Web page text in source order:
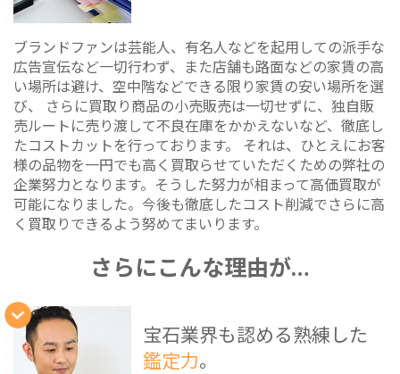
ブランドファンは芸能人、有名人などを起用しての派手な
広告宣伝など一切行わず、また店舗も路面などの家賃の高
い場所は避け、空中階などできる限り家賃の安い場所を選
び、 さらに買取り商品の小売販売は一切せずに、独自販
売ルートに売り渡して不良在庫をかかえないなど、徹底し
たコストカットを行っております。 それは、ひとえにお客
様の品物を一円でも高く買取らせていただくための弊社の
企業努力となります。そうした努力が相まって高価買取が
可能になりました。今後も徹底したコスト削減でさらに高
く買取りできるよう努めてまいります。
さらにこんな理由が…
宝石業界も認める熟練した
鑑定力。